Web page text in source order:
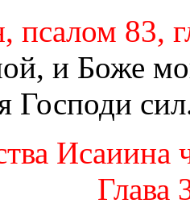
псалом 83,
и Боже
Господи
Исаиина
Глава